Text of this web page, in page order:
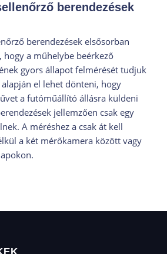
berendezések
berendezések elsősorban
hogy a műhelybe beérkező
gyors állapot felmérését tudjuk
el lehet dönteni, hogy
a futóműállító állásra küldeni
jellemzően csak egy
A méréshez a csak át kell
a két mérőkamera között vagy